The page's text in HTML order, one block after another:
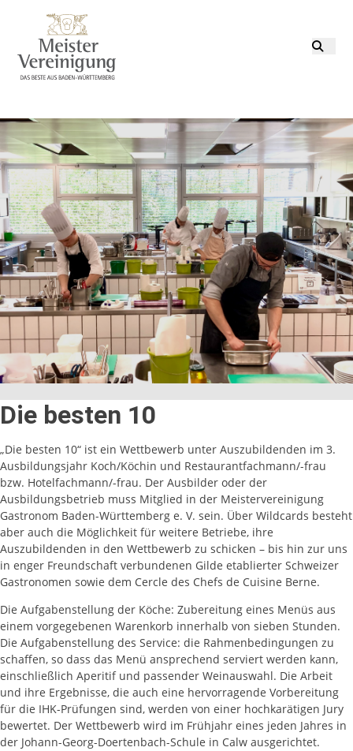
Die besten 10
„Die besten 10“ ist ein Wettbewerb unter Auszubildenden im 3.
Ausbildungsjahr Koch/Köchin und Restaurantfachmann/-frau
bzw. Hotelfachmann/-frau. Der Ausbilder oder der
Ausbildungsbetrieb muss Mitglied in der Meistervereinigung
Gastronom Baden-Württemberg e. V. sein. Über Wildcards besteht
aber auch die Möglichkeit für weitere Betriebe, ihre
Auszubildenden in den Wettbewerb zu schicken – bis hin zur uns
in enger Freundschaft verbundenen Gilde etablierter Schweizer
Gastronomen sowie dem Cercle des Chefs de Cuisine Berne.
Die Aufgabenstellung der Köche: Zubereitung eines Menüs aus
einem vorgegebenen Warenkorb innerhalb von sieben Stunden.
Die Aufgabenstellung des Service: die Rahmenbedingungen zu
schaffen, so dass das Menü ansprechend serviert werden kann,
einschließlich Aperitif und passender Weinauswahl. Die Arbeit
und ihre Ergebnisse, die auch eine hervorragende Vorbereitung
für die IHK-Prüfungen sind, werden von einer hochkarätigen Jury
bewertet. Der Wettbewerb wird im Frühjahr eines jeden Jahres in
der Johann-Georg-Doertenbach-Schule in Calw ausgerichtet.